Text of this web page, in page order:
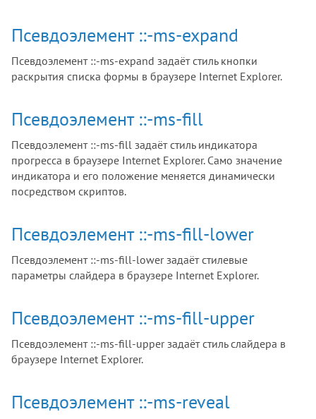
Псевдоэлемент ::-ms-expand
Псевдоэлемент ::-ms-expand задаёт стиль кнопки
раскрытия списка формы в браузере Internet Explorer.
Псевдоэлемент ::-ms-fill
Псевдоэлемент ::-ms-fill задаёт стиль индикатора
прогресса в браузере Internet Explorer. Само значение
индикатора и его положение меняется динамически
посредством скриптов.
Псевдоэлемент ::-ms-fill-lower
Псевдоэлемент ::-ms-fill-lower задаёт стилевые
параметры слайдера в браузере Internet Explorer.
Псевдоэлемент ::-ms-fill-upper
Псевдоэлемент ::-ms-fill-upper задаёт стиль слайдера в
браузере Internet Explorer.
Псевдоэлемент ::-ms-reveal